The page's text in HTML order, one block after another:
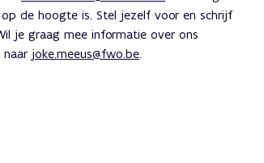
de hoogte is. Stel jezelf voor en schrijf
je graag mee informatie over ons
joke.meeus@fwo.be.